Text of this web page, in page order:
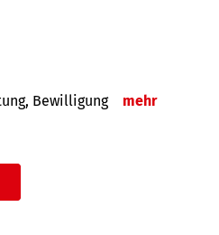
Bewilligung mehr